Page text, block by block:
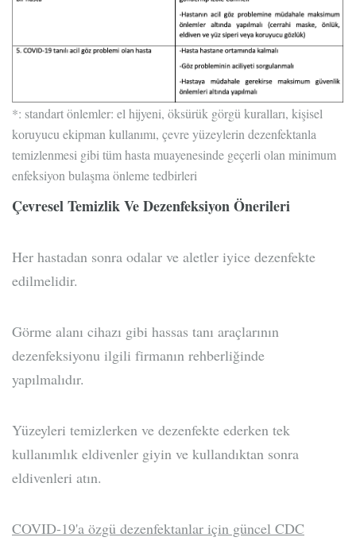
*: standart önlemler: el hijyeni, öksürük görgü kuralları, kişisel
koruyucu ekipman kullanımı, çevre yüzeylerin dezenfektanla
temizlenmesi gibi tüm hasta muayenesinde geçerli olan minimum
enfeksiyon bulaşma önleme tedbirleri
Çevresel Temizlik Ve Dezenfeksiyon Önerileri
Her hastadan sonra odalar ve aletler iyice dezenfekte
edilmelidir.
Görme alanı cihazı gibi hassas tanı araçlarının
dezenfeksiyonu ilgili firmanın rehberliğinde
yapılmalıdır.
Yüzeyleri temizlerken ve dezenfekte ederken tek
kullanımlık eldivenler giyin ve kullandıktan sonra
eldivenleri atın.
COVID-19'a özgü dezenfektanlar için güncel CDC